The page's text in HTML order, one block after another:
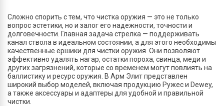
Сложно спорить с тем, что чистка оружия — это не только
вопрос эстетики, но и залог его надежности, точности и
долговечности. Главная задача стрелка — поддерживать
канал ствола в идеальном состоянии, а для этого необходимы
качественные ёршики для чистки оружия. Они позволяют
эффективно удалять нагар, остатки пороха, свинца, меди и
других загрязнений, которые со временем могут повлиять на
баллистику и ресурс оружия. В Арм Элит представлен
широкий выбор моделей, включая продукцию Ружес и Dewey,
а также аксессуары и адаптеры для удобной и правильной
чистки.